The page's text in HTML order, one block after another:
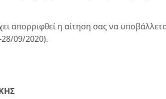
απορριφθεί η αίτηση σας να
09/2020).